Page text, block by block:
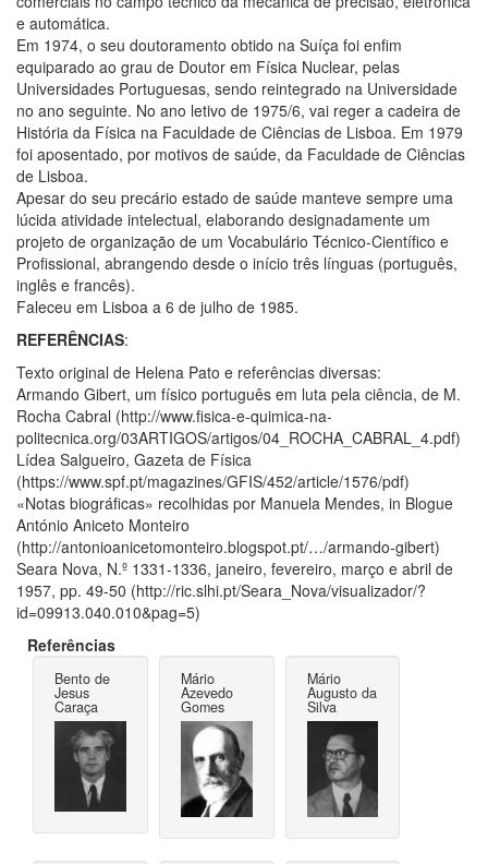
e automática.
Em 1974, o seu doutoramento obtido na Suíça foi enfim
equiparado ao grau de Doutor em Física Nuclear, pelas
Universidades Portuguesas, sendo reintegrado na Universidade
no ano seguinte. No ano letivo de 1975/6, vai reger a cadeira de
História da Física na Faculdade de Ciências de Lisboa. Em 1979
foi aposentado, por motivos de saúde, da Faculdade de Ciências
de Lisboa.
Apesar do seu precário estado de saúde manteve sempre uma
lúcida atividade intelectual, elaborando designadamente um
projeto de organização de um Vocabulário Técnico-Científico e
Profissional, abrangendo desde o início três línguas (português,
inglês e francês).
Faleceu em Lisboa a 6 de julho de 1985.
REFERÊNCIAS:
Texto original de Helena Pato e referências diversas:
Armando Gibert, um físico português em luta pela ciência, de M.
Rocha Cabral (http://www.fisica-e-quimica-na-
politecnica.org/03ARTIGOS/artigos/04_ROCHA_CABRAL_4.pdf)
Lídea Salgueiro, Gazeta de Física
(https://www.spf.pt/magazines/GFIS/452/article/1576/pdf)
«Notas biográficas» recolhidas por Manuela Mendes, in Blogue
António Aniceto Monteiro
(http://antonioanicetomonteiro.blogspot.pt/…/armando-gibert)
Seara Nova, N.º 1331-1336, janeiro, fevereiro, março e abril de
1957, pp. 49-50 (http://ric.slhi.pt/Seara_Nova/visualizador/?
id=09913.040.010&pag=5)
Referências
Bento de
Jesus
Caraça
Mário
Azevedo
Gomes
Mário
Augusto da
Silva